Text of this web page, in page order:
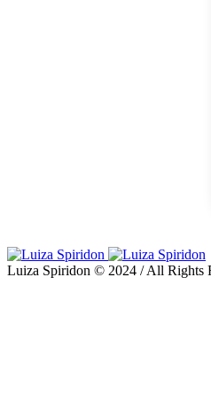
Luiza Spiridon © 2024 / All Rights